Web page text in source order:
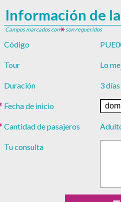
Información de
Campos marcados con son requeridos
Código
Tour Lo
Duración 3
Fecha de inicio
Cantidad de pasajeros
Tu consulta